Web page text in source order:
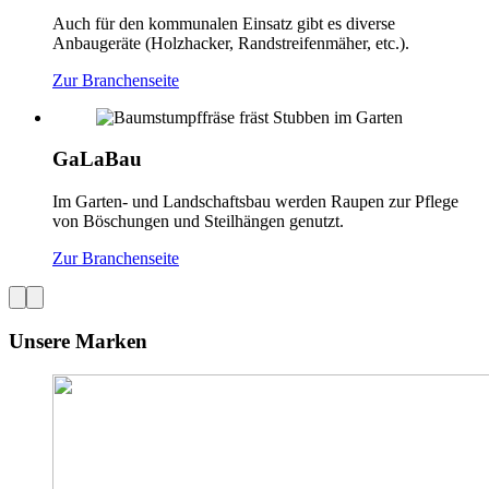
Auch für den kommunalen Einsatz gibt es diverse
Anbaugeräte (Holzhacker, Randstreifenmäher, etc.).
Zur Branchenseite
GaLaBau
Im Garten- und Landschaftsbau werden Raupen zur Pflege
von Böschungen und Steilhängen genutzt.
Zur Branchenseite
Unsere Marken